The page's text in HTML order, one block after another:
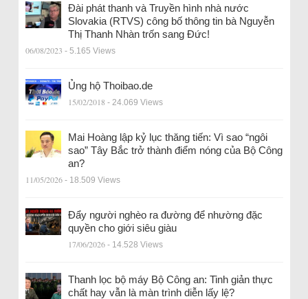
Đài phát thanh và Truyền hình nhà nước
Slovakia (RTVS) công bố thông tin bà Nguyễn
Thị Thanh Nhàn trốn sang Đức!
06/08/2023 - 5.165 Views
Ủng hộ Thoibao.de
15/02/2018 - 24.069 Views
Mai Hoàng lập kỷ lục thăng tiến: Vì sao “ngôi
sao” Tây Bắc trở thành điểm nóng của Bộ Công
an?
11/05/2026 - 18.509 Views
Đẩy người nghèo ra đường để nhường đặc
quyền cho giới siêu giàu
17/06/2026 - 14.528 Views
Thanh lọc bộ máy Bộ Công an: Tinh giản thực
chất hay vẫn là màn trình diễn lấy lệ?